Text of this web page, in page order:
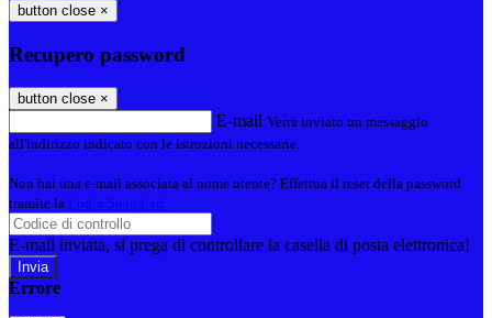
button close ×
Recupero password
button close ×
E-mail Verrà inviato un messaggio
all'indirizzo indicato con le istruzioni necessarie.
Non hai una e-mail associata al nome utente? Effettua il reset della password
tramite la
E-mail inviata, si prega di controllare la casella di posta elettronica!
Errore